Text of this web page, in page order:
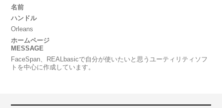
名前
ハンドル
Orleans
ホームページ
MESSAGE
FaceSpan、REALbasicで自分が使いたいと思うユーティリティソフ
トを中心に作成しています。